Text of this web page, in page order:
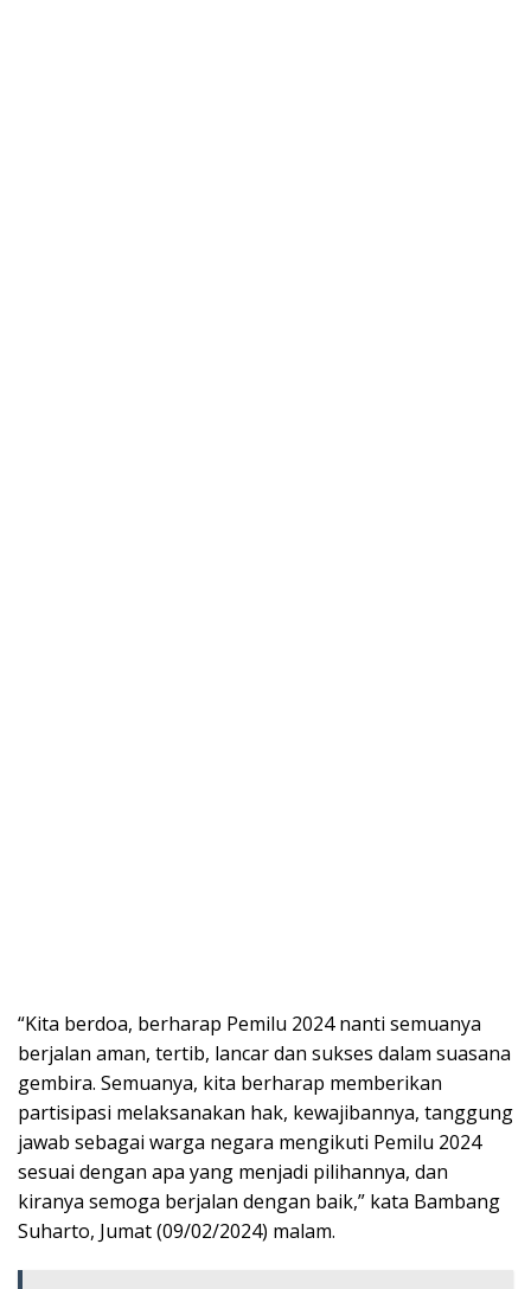
“Kita berdoa, berharap Pemilu 2024 nanti semuanya
berjalan aman, tertib, lancar dan sukses dalam suasana
gembira. Semuanya, kita berharap memberikan
partisipasi melaksanakan hak, kewajibannya, tanggung
jawab sebagai warga negara mengikuti Pemilu 2024
sesuai dengan apa yang menjadi pilihannya, dan
kiranya semoga berjalan dengan baik,” kata Bambang
Suharto, Jumat (09/02/2024) malam.